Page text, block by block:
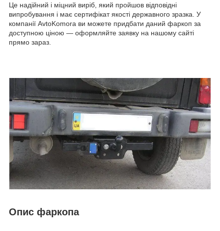
Це надійний і міцний виріб, який пройшов відповідні
випробування і має сертифікат якості державного зразка. У
компанії AvtoKomora ви можете придбати даний фаркоп за
доступною ціною — оформляйте заявку на нашому сайті
прямо зараз.
Опис фаркопа